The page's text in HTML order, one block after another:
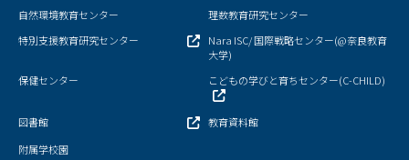
特別支援教育研究センター
Nara ISC/ 国際戦略センター
こどもの学びと育ちセンター(C-CHILD)
自然環境教育センター
理数教育研究センター
特別支援教育研究センター
Nara ISC/ 国際戦略センター(@奈良教育
大学)
保健センター
こどもの学びと育ちセンター(C-CHILD)
図書館
教育資料館
附属学校園